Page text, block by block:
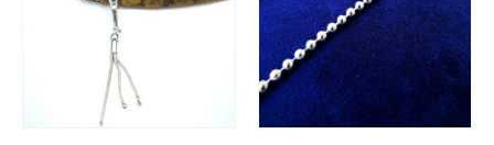
Bu ürünün birden fazla varyasyonu var. Seçenekler ürün sayfasından seçilebilir